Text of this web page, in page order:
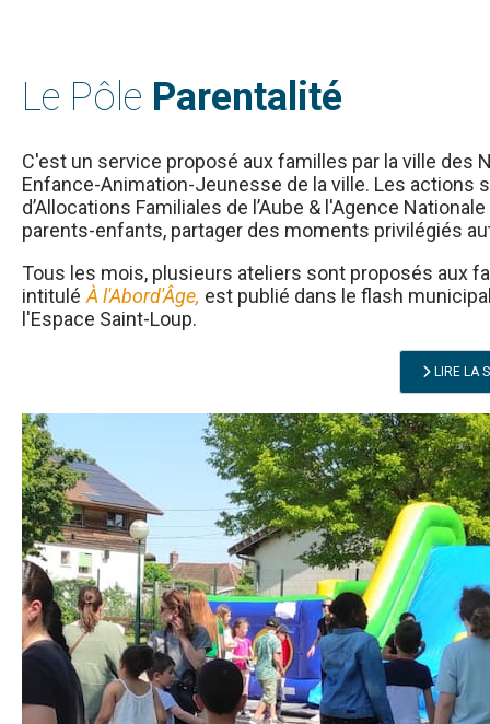
Le Pôle Parentalité
C'est un service proposé aux familles par la ville des
Enfance-Animation-Jeunesse de la ville. Les actions
d’Allocations Familiales de l’Aube & l'Agence
parents-enfants, partager des moments privilégiés
Tous les mois, plusieurs ateliers sont proposés aux
intitulé À l'Abord'Âge, est publié dans le flash
l'Espace Saint-Loup.
LIRE LA